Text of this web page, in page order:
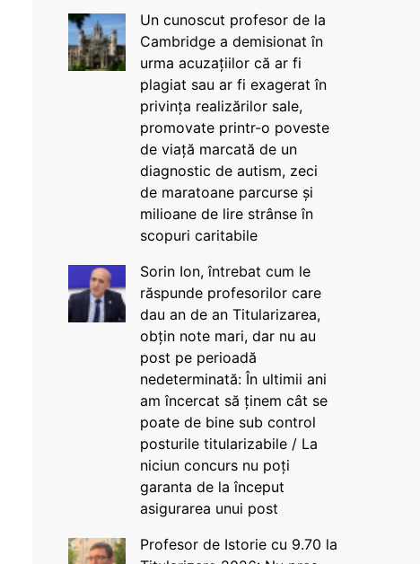
Un cunoscut profesor de la
Cambridge a demisionat în
urma acuzațiilor că ar fi
plagiat sau ar fi exagerat în
privința realizărilor sale,
promovate printr-o poveste
de viață marcată de un
diagnostic de autism, zeci
de maratoane parcurse și
milioane de lire strânse în
scopuri caritabile
Sorin Ion, întrebat cum le
răspunde profesorilor care
dau an de an Titularizarea,
obțin note mari, dar nu au
post pe perioadă
nedeterminată: În ultimii ani
am încercat să ținem cât se
poate de bine sub control
posturile titularizabile / La
niciun concurs nu poți
garanta de la început
asigurarea unui post
Profesor de Istorie cu 9.70 la